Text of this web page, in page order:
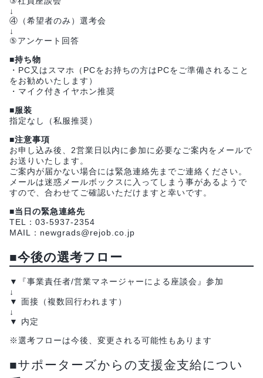
↓
④（希望者のみ）選考会
↓
⑤アンケート回答
■持ち物
・PC又はスマホ（PCをお持ちの方はPCをご準備されること
をお勧めいたします）
・マイク付きイヤホン推奨
■服装
指定なし（私服推奨）
■注意事項
お申し込み後、2営業日以内に参加に必要なご案内をメールで
お送りいたします。
ご案内が届かない場合には緊急連絡先までご連絡ください。
メールは迷惑メールボックスに入ってしまう事があるようで
すので、合わせてご確認いただけますと幸いです。
■当日の緊急連絡先
TEL：03-5937-2354
MAIL：newgrads@rejob.co.jp
■今後の選考フロー
▼『事業責任者/営業マネージャーによる座談会』参加
↓
▼ 面接（複数回行われます）
↓
▼ 内定
※選考フローは今後、変更される可能性もあります
■サポーターズからの支援金支給につい